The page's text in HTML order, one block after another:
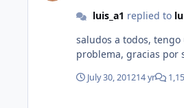
luis_a1 replied to
saludos a todos,
problema, gracias por
July 30, 201214 yr